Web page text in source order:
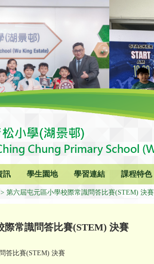
訊 學生園地 學習連結 課程特色
第六屆屯元區小學校際常識問答比賽(STEM) 決賽
際常識問答比賽(STEM) 決賽
答比賽(STEM) 決賽